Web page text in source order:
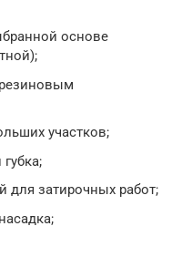
основе
участков;
для затирочных работ;